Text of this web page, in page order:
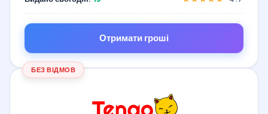
Отримати гроші
БЕЗ ВІДМОВ